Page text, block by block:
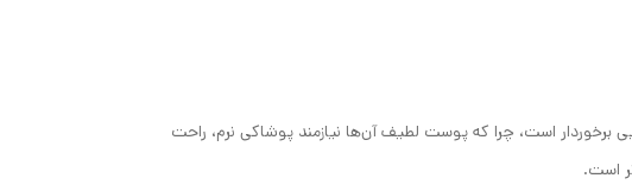
برخوردار است، چرا که پوست لطیف آن‌ها نیازمند پوشاکی نرم، راحت
است.